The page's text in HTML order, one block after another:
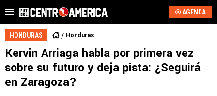
AGENDA
HONDURAS Honduras
Kervin Arriaga habla por primera vez
sobre su futuro y deja pista: ¿Seguirá
en Zaragoza?